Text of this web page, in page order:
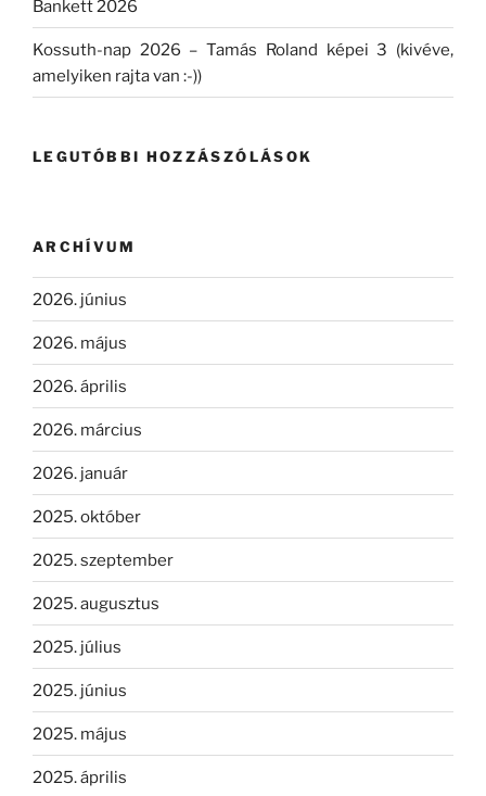
Bankett 2026
Kossuth-nap 2026 – Tamás Roland képei 3 (kivéve,
amelyiken rajta van :-))
LEGUTÓBBI HOZZÁSZÓLÁSOK
ARCHÍVUM
2026. június
2026. május
2026. április
2026. március
2026. január
2025. október
2025. szeptember
2025. augusztus
2025. július
2025. június
2025. május
2025. április